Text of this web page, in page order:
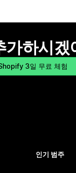
가하시겠
3일 무료 체험
인기 범주